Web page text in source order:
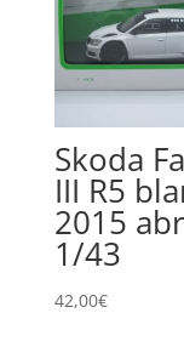
Skoda
III R5
2015
1/43
42,00€